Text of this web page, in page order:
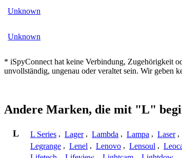
Unknown
Unknown
* iSpyConnect hat keine Verbindung, Zugehörigkeit
unvollständig, ungenau oder veraltet sein. Wir geben
Andere Marken, die mit "L"
L L Series , Lager , Lambda , Lampa , Laser ,
Legrange , Lenel , Lenovo , Lensoul ,